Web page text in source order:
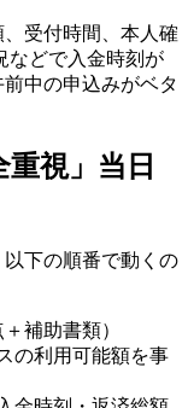
受付時間、本人確
などで入金時刻が
中の申込みがベタ
視」当日
下の順番で動くの
補助書類）
の利用可能額を事